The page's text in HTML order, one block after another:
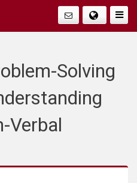
Faire
Solving
Verbal